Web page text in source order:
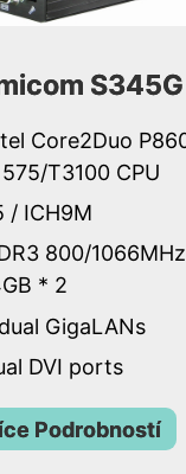
S345G
Core2Duo
T3100 CPU
/ ICH9M
800/1066MHz
* 2
GigaLANs
DVI ports
Podrobností